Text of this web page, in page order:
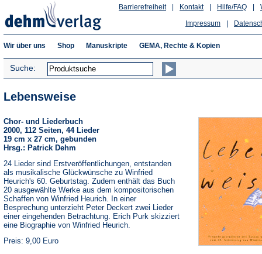
Hilfe/FAQ
Kontakt
Barrierefreiheit
Impressum
Wir über uns Shop Manuskripte GEMA, Rechte & Kopien
Suche:
Lebensweise
Chor- und Liederbuch
2000, 112 Seiten, 44 Lieder
19 cm x 27 cm, gebunden
Hrsg.: Patrick Dehm
24 Lieder sind Erstveröffentlichungen, entstanden
als musikalische Glückwünsche zu Winfried
Heurich's 60. Geburtstag. Zudem enthält das Buch
20 ausgewählte Werke aus dem kompositorischen
Schaffen von Winfried Heurich. In einer
Besprechung unterzieht Peter Deckert zwei Lieder
einer eingehenden Betrachtung. Erich Purk skizziert
eine Biographie von Winfried Heurich.
Preis: 9,00 Euro